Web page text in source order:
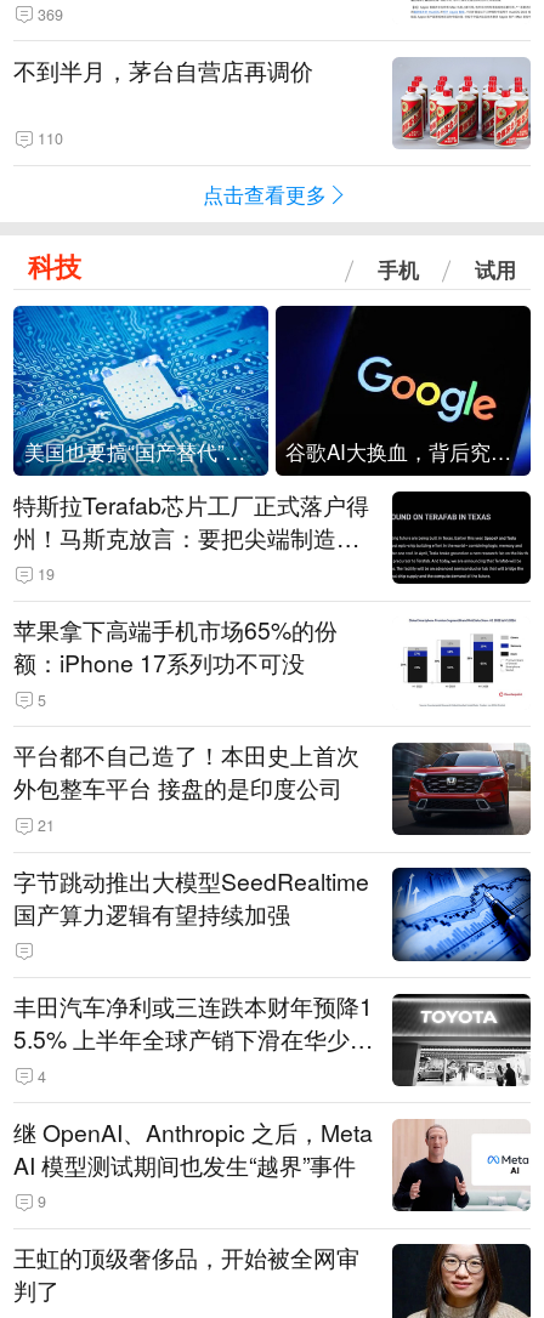
369
不到半月，茅台自营店再调价
110
点击查看更多
科技 手机 试用
美国也要搞“国产替代”？先算清三笔账 谷歌AI大换血，背后究竟发生了什么？
特斯拉Terafab芯片工厂正式落户得
州！马斯克放言：要把尖端制造带
回美国
19
苹果拿下高端手机市场65%的份
额：iPhone 17系列功不可没
5
平台都不自己造了！本田史上首次
外包整车平台 接盘的是印度公司
21
字节跳动推出大模型SeedRealtime
国产算力逻辑有望持续加强
丰田汽车净利或三连跌本财年预降1
5.5% 上半年全球产销下滑在华少卖
14.3万辆
4
继 OpenAI、Anthropic 之后，Meta
AI 模型测试期间也发生“越界”事件
9
王虹的顶级奢侈品，开始被全网审
判了